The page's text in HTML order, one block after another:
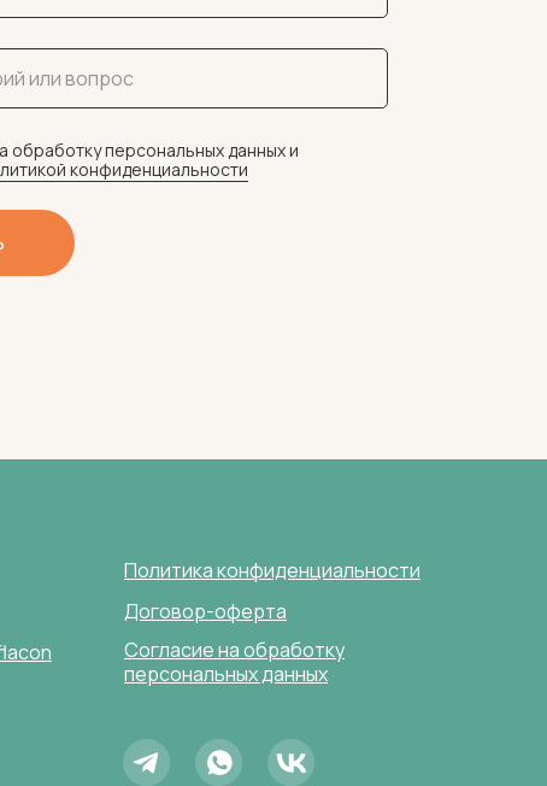
обработку персональных данных и
конфиденциальности
Политика конфиденциальности
Согласие на обработку
персональных данных
Договор-оферта